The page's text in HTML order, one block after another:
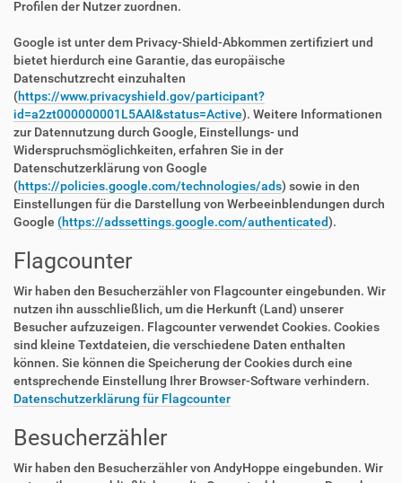
Profilen der Nutzer zuordnen.
Google ist unter dem Privacy-Shield-Abkommen zertifiziert und
bietet hierdurch eine Garantie, das europäische
Datenschutzrecht einzuhalten
(https://www.privacyshield.gov/participant?
id=a2zt000000001L5AAI&status=Active). Weitere Informationen
zur Datennutzung durch Google, Einstellungs- und
Widerspruchsmöglichkeiten, erfahren Sie in der
Datenschutzerklärung von Google
(https://policies.google.com/technologies/ads) sowie in den
Einstellungen für die Darstellung von Werbeeinblendungen durch
Google (https://adssettings.google.com/authenticated).
Flagcounter
Wir haben den Besucherzähler von Flagcounter eingebunden. Wir
nutzen ihn ausschließlich, um die Herkunft (Land) unserer
Besucher aufzuzeigen. Flagcounter verwendet Cookies. Cookies
sind kleine Textdateien, die verschiedene Daten enthalten
können. Sie können die Speicherung der Cookies durch eine
entsprechende Einstellung Ihrer Browser-Software verhindern.
Datenschutzerklärung für Flagcounter
Besucherzähler
Wir haben den Besucherzähler von AndyHoppe eingebunden. Wir